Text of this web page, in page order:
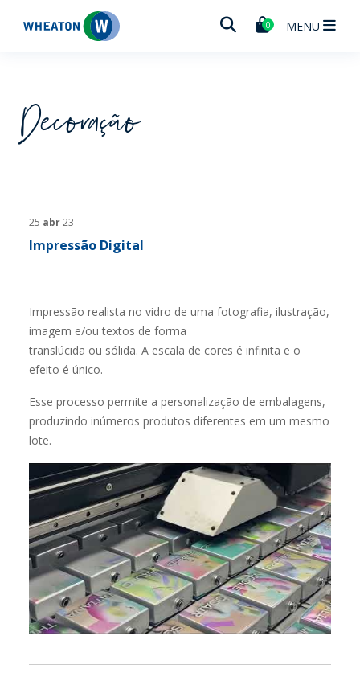
Wheaton 0 MENU
Decoração
25 abr23
Impressão Digital
Impressão realista no vidro de uma fotografia, ilustração,
imagem e/ou textos de forma
translúcida ou sólida. A escala de cores é infinita e o
efeito é único.
Esse processo permite a personalização de embalagens,
produzindo inúmeros produtos diferentes em um mesmo
lote.